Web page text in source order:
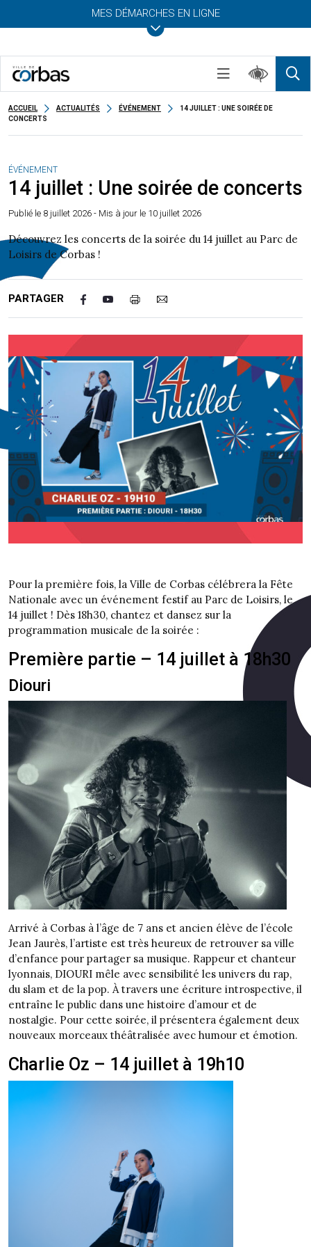
MES DÉMARCHES EN LIGNE
ACCUEIL ACTUALITÉS ÉVÉNEMENT
14 JUILLET : UNE SOIRÉE DE
CONCERTS
ÉVÉNEMENT
14 juillet : Une soirée de concerts
Publié le 8 juillet 2026 - Mis à jour le 10 juillet 2026
Découvrez les concerts de la soirée du 14 juillet au Parc de
Loisirs de Corbas !
PARTAGER
Pour la première fois, la Ville de Corbas célébrera la Fête
Nationale avec un événement festif au Parc de Loisirs, le
14 juillet ! Dès 18h30, chantez et dansez sur la
programmation musicale de la soirée :
Première partie – 14 juillet à 18h30
Diouri
Arrivé à Corbas à l’âge de 7 ans et ancien élève de l’école
Jean Jaurès, l’artiste est très heureux de retrouver sa ville
d’enfance pour partager sa musique. Rappeur et chanteur
lyonnais, DIOURI mêle avec sensibilité les univers du rap,
du slam et de la pop. À travers une écriture introspective, il
entraîne le public dans une histoire d’amour et de
nostalgie. Pour cette soirée, il présentera également deux
nouveaux morceaux théâtralisée avec humour et émotion.
Charlie Oz – 14 juillet à 19h10